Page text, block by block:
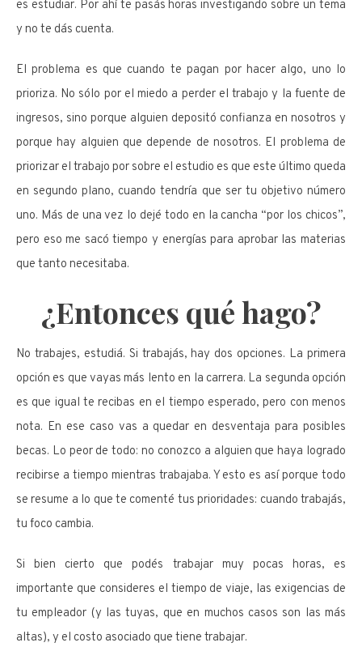
es estudiar. Por ahí te pasás horas investigando sobre un tema
y no te dás cuenta.
El problema es que cuando te pagan por hacer algo, uno lo
prioriza. No sólo por el miedo a perder el trabajo y la fuente de
ingresos, sino porque alguien depositó confianza en nosotros y
porque hay alguien que depende de nosotros. El problema de
priorizar el trabajo por sobre el estudio es que este último queda
en segundo plano, cuando tendría que ser tu objetivo número
uno. Más de una vez lo dejé todo en la cancha “por los chicos”,
pero eso me sacó tiempo y energías para aprobar las materias
que tanto necesitaba.
¿Entonces qué hago?
No trabajes, estudiá. Si trabajás, hay dos opciones. La primera
opción es que vayas más lento en la carrera. La segunda opción
es que igual te recibas en el tiempo esperado, pero con menos
nota. En ese caso vas a quedar en desventaja para posibles
becas. Lo peor de todo: no conozco a alguien que haya logrado
recibirse a tiempo mientras trabajaba. Y esto es así porque todo
se resume a lo que te comenté tus prioridades: cuando trabajás,
tu foco cambia.
Si bien cierto que podés trabajar muy pocas horas, es
importante que consideres el tiempo de viaje, las exigencias de
tu empleador (y las tuyas, que en muchos casos son las más
altas), y el costo asociado que tiene trabajar.